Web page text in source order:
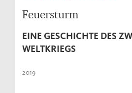
Feuersturm
EINE GESCHICHTE DES
WELTKRIEGS
2019